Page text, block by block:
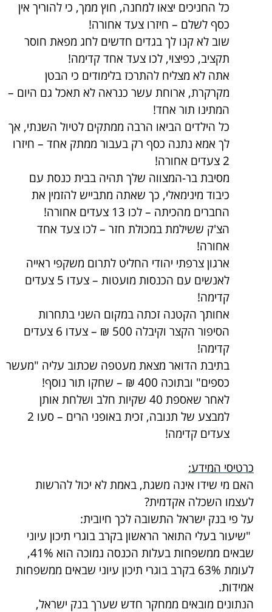
כל החניכים יצאו למחנה, חוץ ממך, כי להוריך אין
כסף לשלם – חיזרו צעד אחורה!
שוב לא קנו לך בגדים חדשים לחג מפאת חוסר
תקציב, כפיצוי, לכו צעד אחד קדימה!
אתה לא מצליח להתרכז בלימודים כי הבטן
מקרקרת, ארוחת עשר כנראה לא תאכל גם היום –
המתינו תור אחד!
כל הילדים הביאו הרבה ממתקים לטיול השנתי, אך
לך אמא נתנה כסף רק בעבור ממתק אחד – חיזרו
2 צעדים אחורה!
מסיבת בר-המצווה שלך תהיה בבית כנסת עם
כיבוד מינימאלי, כך שאתה מתבייש להזמין את
החברים מהכיתה – לכו 13 צעדים אחורה!
הצ'ק ששילמת במכולת חזר – לכו צעד אחד
אחורה!
ארגון צרפתי יהודי החליט לתרום משקפי ראייה
לאנשים עם הכנסות מועטות – צעדו 5 צעדים
קדימה!
אחותך הקטנה זכתה במקום השני בתחרות
הסיפור הקצר וקיבלה 500 ₪ – צעדו 6 צעדים
קדימה!
בתיבת הדואר מצאת מעטפה שכתוב עליה "מעשר
כספים" ובתוכה 400 ₪ – שחקו תור נוסף!
לאחר שאספת 40 שקיות חלב ושלחת אותן
למבצע של תנובה, זכית באופני הרים – סעו 2
צעדים קדימה!
כרטיסי המידע:
האם מי שידו אינה משגת, באמת לא יכול להרשות
לעצמו השכלה אקדמית?
על פי בנק ישראל התשובה לכך חיובית:
"שיעור בעלי התואר הראשון בקרב בוגרי תיכון עיוני
שבאים ממשפחות בעלות הכנסה נמוכה הוא 41%,
לעומת 63% בקרב בוגרי תיכון עיוני שבאים ממשפחות
אמידות.
הנתונים מובאים ממחקר חדש שערך בנק ישראל,